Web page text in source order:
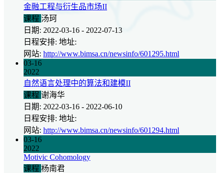
金融工程与衍生品市场II
课程 汤珂
日期: 2022-03-16 - 2022-07-13
日程安排: 地址:
网站: http://www.bimsa.cn/newsinfo/601295.html
03-16
2022
自然语言处理中的算法和建模II
课程 谢海华
日期: 2022-03-16 - 2022-06-10
日程安排: 地址:
网站: http://www.bimsa.cn/newsinfo/601294.html
03-16
2022
Motivic Cohomology
课程 杨南君